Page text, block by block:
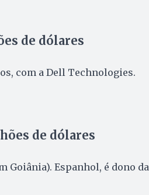
de dólares
com a Dell Technologies.
de dólares
Goiânia). Espanhol, é dono da